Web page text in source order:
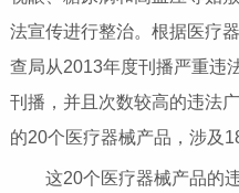
法宣传进行整治。根据医疗
查局从2013年度刊播严重违
刊播，并且次数较高的违法
的20个医疗器械产品，涉及
这20个医疗器械产品的违